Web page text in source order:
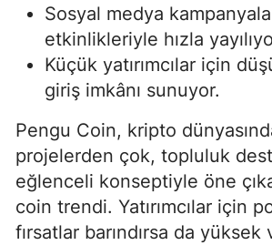
Sosyal medya
etkinlikleriyle hızla
Küçük yatırımcılar için
giriş imkânı sunuyor.
Pengu Coin, kripto
projelerden çok, topluluk
eğlenceli konseptiyle öne
coin trendi. Yatırımcılar için
fırsatlar barındırsa da